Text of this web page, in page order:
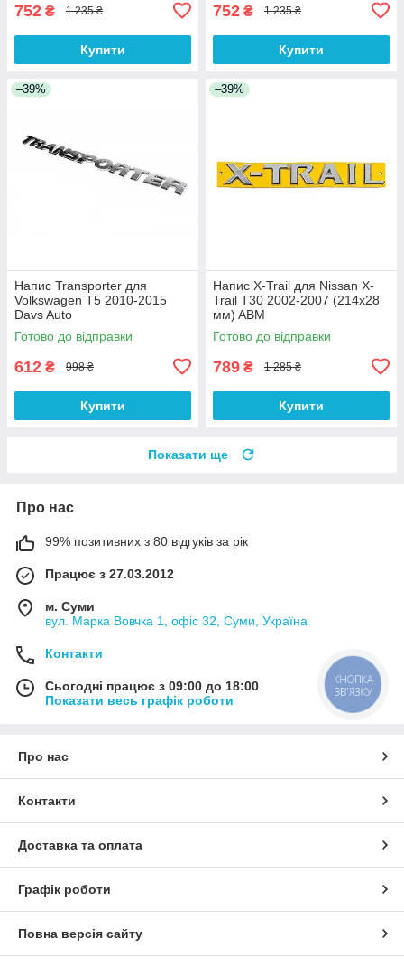
752 ₴ 1 235 ₴
Купити
752 ₴ 1 235 ₴
Купити
–39%
Напис Transporter для
Volkswagen T5 2010-2015
Davs Auto
Готово до відправки
612 ₴ 998 ₴
Купити
–39%
Напис X-Trail для Nissan X-
Trail T30 2002-2007 (214х28
мм) ABM
Готово до відправки
789 ₴ 1 285 ₴
Купити
Показати ще
Про нас
99% позитивних з 80 відгуків за рік
Працює з 27.03.2012
м. Суми
вул. Марка Вовчка 1, офіс 32, Суми, Україна
Контакти
Сьогодні працює з 09:00 до 18:00
Показати весь графік роботи
Про нас
Контакти
Доставка та оплата
Графік роботи
Повна версія сайту
КНОПКА
ЗВ'ЯЗКУ